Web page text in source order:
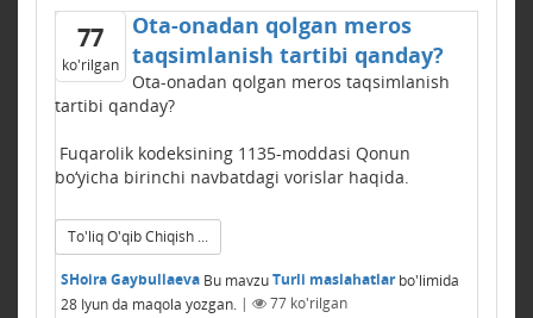
77
ko'rilgan
Ota-onadan qolgan meros
taqsimlanish tartibi qanday?
Ota-onadan qolgan meros taqsimlanish
tartibi qanday?
Fuqarolik kodeksining 1135-moddasi Qonun
bo‘yicha birinchi navbatdagi vorislar haqida.
To'liq O'qib Chiqish ...
SHoira Gaybullaeva Bu mavzuTurli maslahatlarbo'limida
28 Iyunda maqola yozgan. | 77 ko'rilgan